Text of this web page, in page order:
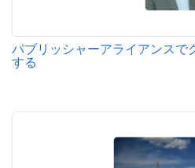
パブリッシャーアライアンスで
する